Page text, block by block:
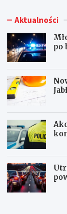
Aktualności
po
M
N